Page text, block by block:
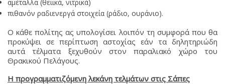
αμέταλλα (θειικά, νιτρικά)
πιθανόν ραδιενεργά στοιχεία (ράδιο, ουράνιο).
Ο κάθε πολίτης ας υπολογίσει λοιπόν τη συμφορά που θα
προκύψει σε περίπτωση αστοχίας εάν τα δηλητηριώδη
αυτά τέλματα ξεχυθούν στον παραλιακό χώρο του
Θρακικού Πελάγους.
Η προγραμματιζόμενη λεκάνη τελμάτων στις Σάπες